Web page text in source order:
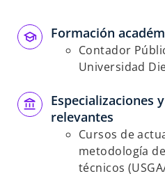
Formación
Contador
Universidad
Especializaciones
relevantes
Cursos de
metodología
técnicos